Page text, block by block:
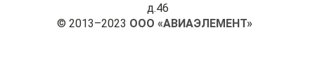
д.46
© 2013–2023 ООО «АВИАЭЛЕМЕНТ»